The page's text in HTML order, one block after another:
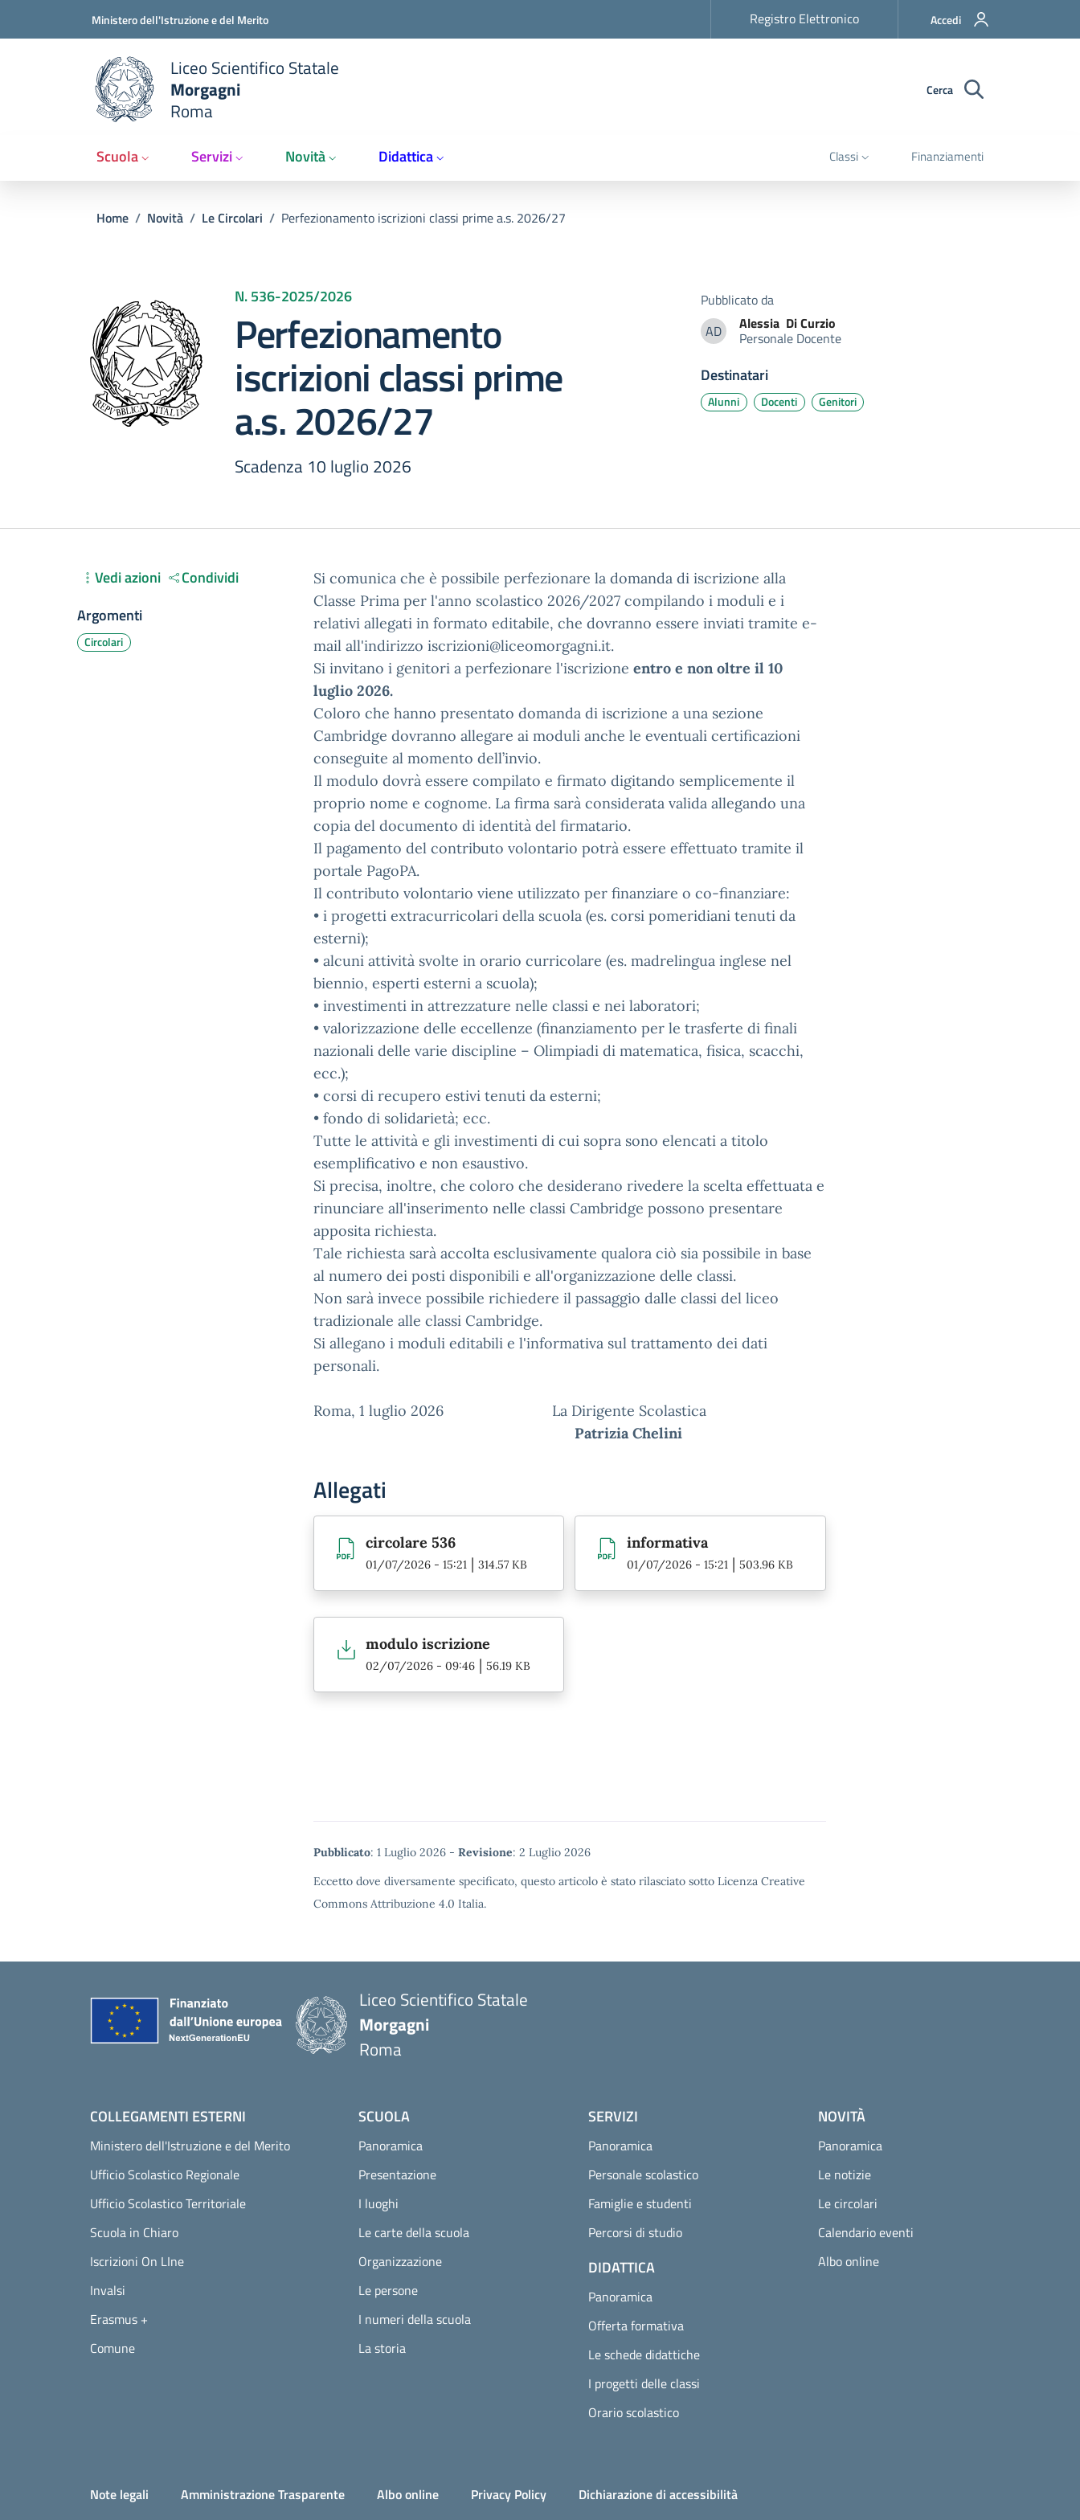
Ministero dell'Istruzione e del MeritoSlim top Registro Elettronico Accedi
Liceo Scientifico Statale
Morgagni
Roma
Cerca
Scuola Servizi Novità Didattica Classi Finanziamenti
Briciole di pane
Home / Novità / Le Circolari / Perfezionamento iscrizioni classi prime a.s. 2026/27
N. 536-2025/2026
Perfezionamento
iscrizioni classi prime
a.s. 2026/27
Scadenza 10 luglio 2026
Pubblicato da
ADAlessia Di Curzio
Alessia Di Curzio
Personale Docente
Destinatari
Alunni Docenti Genitori
Si comunica che è possibile perfezionare la domanda di iscrizione alla
Classe Prima per l'anno scolastico 2026/2027 compilando i moduli e i
relativi allegati in formato editabile, che dovranno essere inviati tramite e-
mail all'indirizzo iscrizioni@liceomorgagni.it.
Si invitano i genitori a perfezionare l'iscrizione entro e non oltre il 10
luglio 2026.
Coloro che hanno presentato domanda di iscrizione a una sezione
Cambridge dovranno allegare ai moduli anche le eventuali certificazioni
conseguite al momento dell’invio.
Il modulo dovrà essere compilato e firmato digitando semplicemente il
proprio nome e cognome. La firma sarà considerata valida allegando una
copia del documento di identità del firmatario.
Il pagamento del contributo volontario potrà essere effettuato tramite il
portale PagoPA.
Il contributo volontario viene utilizzato per finanziare o co-finanziare:
• i progetti extracurricolari della scuola (es. corsi pomeridiani tenuti da
esterni);
• alcuni attività svolte in orario curricolare (es. madrelingua inglese nel
biennio, esperti esterni a scuola);
• investimenti in attrezzature nelle classi e nei laboratori;
• valorizzazione delle eccellenze (finanziamento per le trasferte di finali
nazionali delle varie discipline – Olimpiadi di matematica, fisica, scacchi,
ecc.);
• corsi di recupero estivi tenuti da esterni;
• fondo di solidarietà; ecc.
Tutte le attività e gli investimenti di cui sopra sono elencati a titolo
esemplificativo e non esaustivo.
Si precisa, inoltre, che coloro che desiderano rivedere la scelta effettuata e
rinunciare all'inserimento nelle classi Cambridge possono presentare
apposita richiesta.
Tale richiesta sarà accolta esclusivamente qualora ciò sia possibile in base
al numero dei posti disponibili e all'organizzazione delle classi.
Non sarà invece possibile richiedere il passaggio dalle classi del liceo
tradizionale alle classi Cambridge.
Si allegano i moduli editabili e l'informativa sul trattamento dei dati
personali.
Roma, 1 luglio 2026 La Dirigente Scolastica
Patrizia Chelini
Allegati
circolare 536
01/07/2026 - 15:21 | 314.57 KB
informativa
01/07/2026 - 15:21 |503.96 KB
modulo iscrizione
02/07/2026 - 09:46 | 56.19 KB
Metadata
Pubblicato: 1 Luglio 2026 - Revisione: 2 Luglio 2026
Eccetto dove diversamente specificato, questo articolo è stato rilasciato sotto Licenza Creative
Commons Attribuzione 4.0 Italia.
Vedi azioni
Condividi
Argomenti
Circolari
Liceo Scientifico Statale
Morgagni
Roma
COLLEGAMENTI ESTERNI
Ministero dell'Istruzione e del Merito
Ufficio Scolastico Regionale
Ufficio Scolastico Territoriale
Scuola in Chiaro
Iscrizioni On LIne
Invalsi
Erasmus +
Comune
SCUOLA
Panoramica
Presentazione
I luoghi
Le carte della scuola
Organizzazione
Le persone
I numeri della scuola
La storia
SERVIZI
Panoramica
Personale scolastico
Famiglie e studenti
Percorsi di studio
DIDATTICA
Panoramica
Offerta formativa
Le schede didattiche
I progetti delle classi
Orario scolastico
NOVITÀ
Panoramica
Le notizie
Le circolari
Calendario eventi
Albo online
Small prints
Note legali Amministrazione Trasparente Albo online Privacy Policy Dichiarazione di accessibilità